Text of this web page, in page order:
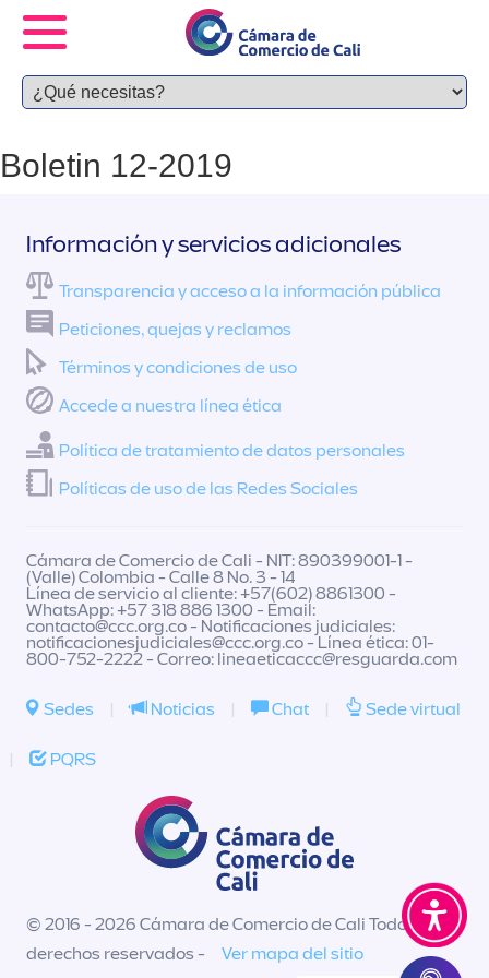
Boletin 12-2019
Información y servicios adicionales
Transparencia y acceso a la información pública
Peticiones, quejas y reclamos
Términos y condiciones de uso
Accede a nuestra línea ética
Política de tratamiento de datos personales
Políticas de uso de las Redes Sociales
Cámara de Comercio de Cali - NIT: 890399001-1 -
(Valle) Colombia - Calle 8 No. 3 - 14
Línea de servicio al cliente: +57(602) 8861300 -
WhatsApp: +57 318 886 1300 - Email:
contacto@ccc.org.co- Notificaciones judiciales:
notificacionesjudiciales@ccc.org.co- Línea ética: 01-
800-752-2222 - Correo: lineaeticaccc@resguarda.com
Sedes | Noticias | Chat | Sede virtual
| PQRS
© 2016 - 2026 Cámara de Comercio de Cali Todos los
derechos reservados -
Ver mapa del sitio